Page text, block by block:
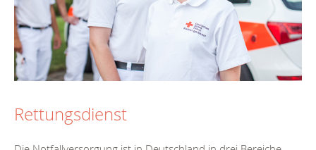
Rettungsdienst